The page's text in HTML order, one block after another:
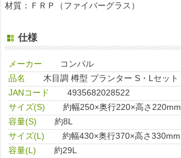
材質：ＦＲＰ（ファイバーグラス）
仕様
メーカー
コンパル
品名
木目調 樽型 プランター S・Lセット
JANコード
4935682028522
サイズ(S)
約幅250×奥行220×高さ220mm
容量(S)
約8L
サイズ(L)
約幅430×奥行370×高さ330mm
容量(L)
約29L